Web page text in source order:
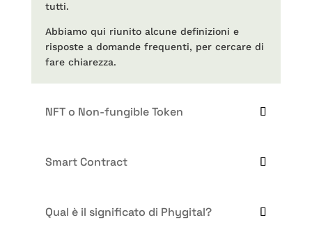
tutti.
Abbiamo qui riunito alcune definizioni e
risposte a domande frequenti, per cercare di
fare chiarezza.
NFT o Non-fungible Token
Smart Contract
Qual è il significato di Phygital?